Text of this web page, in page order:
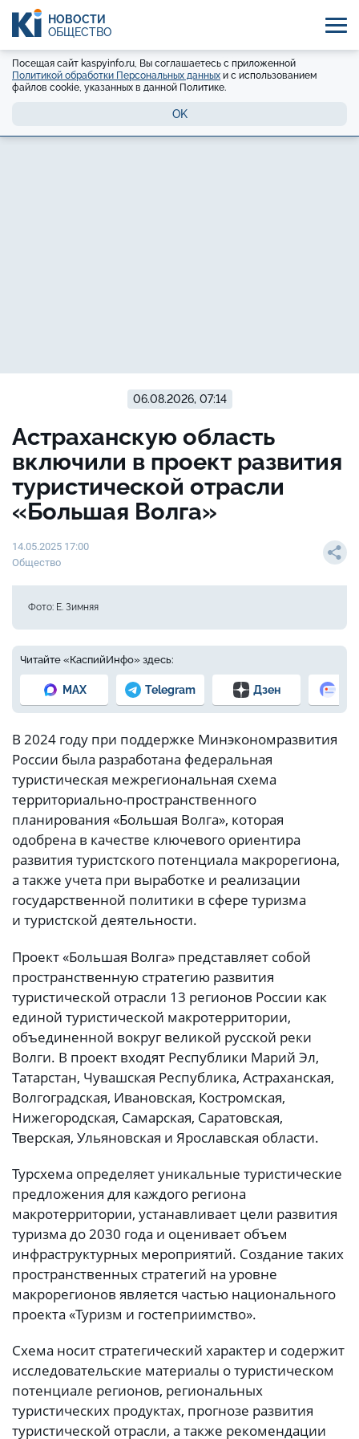
НОВОСТИ
ОБЩЕСТВО
Посещая сайт kaspyinfo.ru, Вы соглашаетесь с приложенной
Политикой обработки Персональных данных и с использованием
файлов cookie, указанных в данной Политике.
OK
06.08.2026, 07:14
Астраханскую область
включили в проект развития
туристической отрасли
«Большая Волга»
14.05.2025 17:00
Общество
Фото: Е. Зимняя
Читайте «КаспийИнфо» здесь:
MAX Telegram Дзен
В 2024 году при поддержке Минэкономразвития
России была разработана федеральная
туристическая межрегиональная схема
территориально-пространственного
планирования «Большая Волга», которая
одобрена в качестве ключевого ориентира
развития туристского потенциала макрорегиона,
а также учета при выработке и реализации
государственной политики в сфере туризма
и туристской деятельности.
Проект «Большая Волга» представляет собой
пространственную стратегию развития
туристической отрасли 13 регионов России как
единой туристической макротерритории,
объединенной вокруг великой русской реки
Волги. В проект входят Республики Марий Эл,
Татарстан, Чувашская Республика, Астраханская,
Волгоградская, Ивановская, Костромская,
Нижегородская, Самарская, Саратовская,
Тверская, Ульяновская и Ярославская области.
Турсхема определяет уникальные туристические
предложения для каждого региона
макротерритории, устанавливает цели развития
туризма до 2030 года и оценивает объем
инфраструктурных мероприятий. Создание таких
пространственных стратегий на уровне
макрорегионов является частью национального
проекта «Туризм и гостеприимство».
Схема носит стратегический характер и содержит
исследовательские материалы о туристическом
потенциале регионов, региональных
туристических продуктах, прогнозе развития
туристической отрасли, а также рекомендации